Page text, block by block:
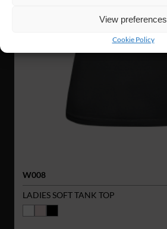
View preferences
Cookie Policy
W008
LADIES SOFT TANK TOP